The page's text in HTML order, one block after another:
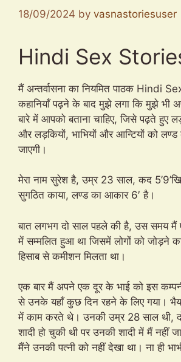
18/09/2024 by vasnastoriesuser
Hindi Sex
मैं अन्तर्वासना का नियमित पाठक Hindi
कहानियाँ पढ़ने के बाद मुझे लगा कि मुझे भी
बारे में आपको बताना चाहिए, जिसे पढ़ते हुए
और लड़कियों, भाभियों और आन्टियों को लण्ड
जाएगी।
मेरा नाम सुरेश है, उम्र 23 साल, कद
सुगठित काया, लण्ड का आकार 6′ है।
बात लगभग दो साल पहले की है, उस समय मैं
में सम्मलित हुआ था जिसमें लोगों को जोड़ने
हिसाब से कमीशन मिलता था।
एक बार मैं अपने एक दूर के भाई को इस
से उनके यहाँ कुछ दिन रहने के लिए गया।
में काम करते थे। उनकी उम्र 28 साल थी,
शादी हो चुकी थी पर उनकी शादी में मैं नहीं
मैंने उनकी पत्नी को नहीं देखा था। ना ही